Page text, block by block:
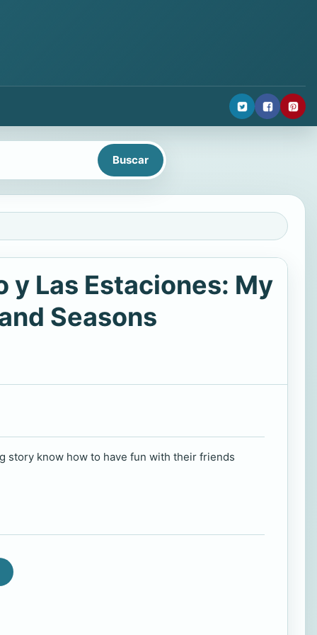
y Las Estaciones: My
Seasons
story know how to have fun with their friends